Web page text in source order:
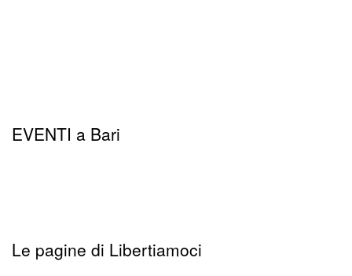
EVENTI a Bari
Le pagine di Libertiamoci